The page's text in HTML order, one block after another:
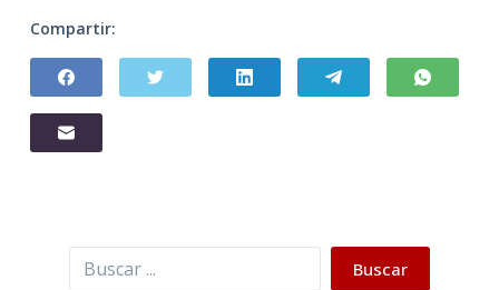
Compartir:
Buscar Buscar